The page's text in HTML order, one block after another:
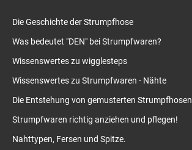
Die Geschichte der Strumpfhose
Was bedeutet "DEN" bei Strumpfwaren?
Wissenswertes zu wigglesteps
Wissenswertes zu Strumpfwaren - Nähte
Die Entstehung von gemusterten Strumpfhosen
Strumpfwaren richtig anziehen und pflegen!
Nahttypen, Fersen und Spitze.